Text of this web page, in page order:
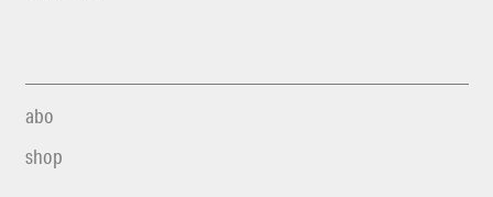
abo
shop